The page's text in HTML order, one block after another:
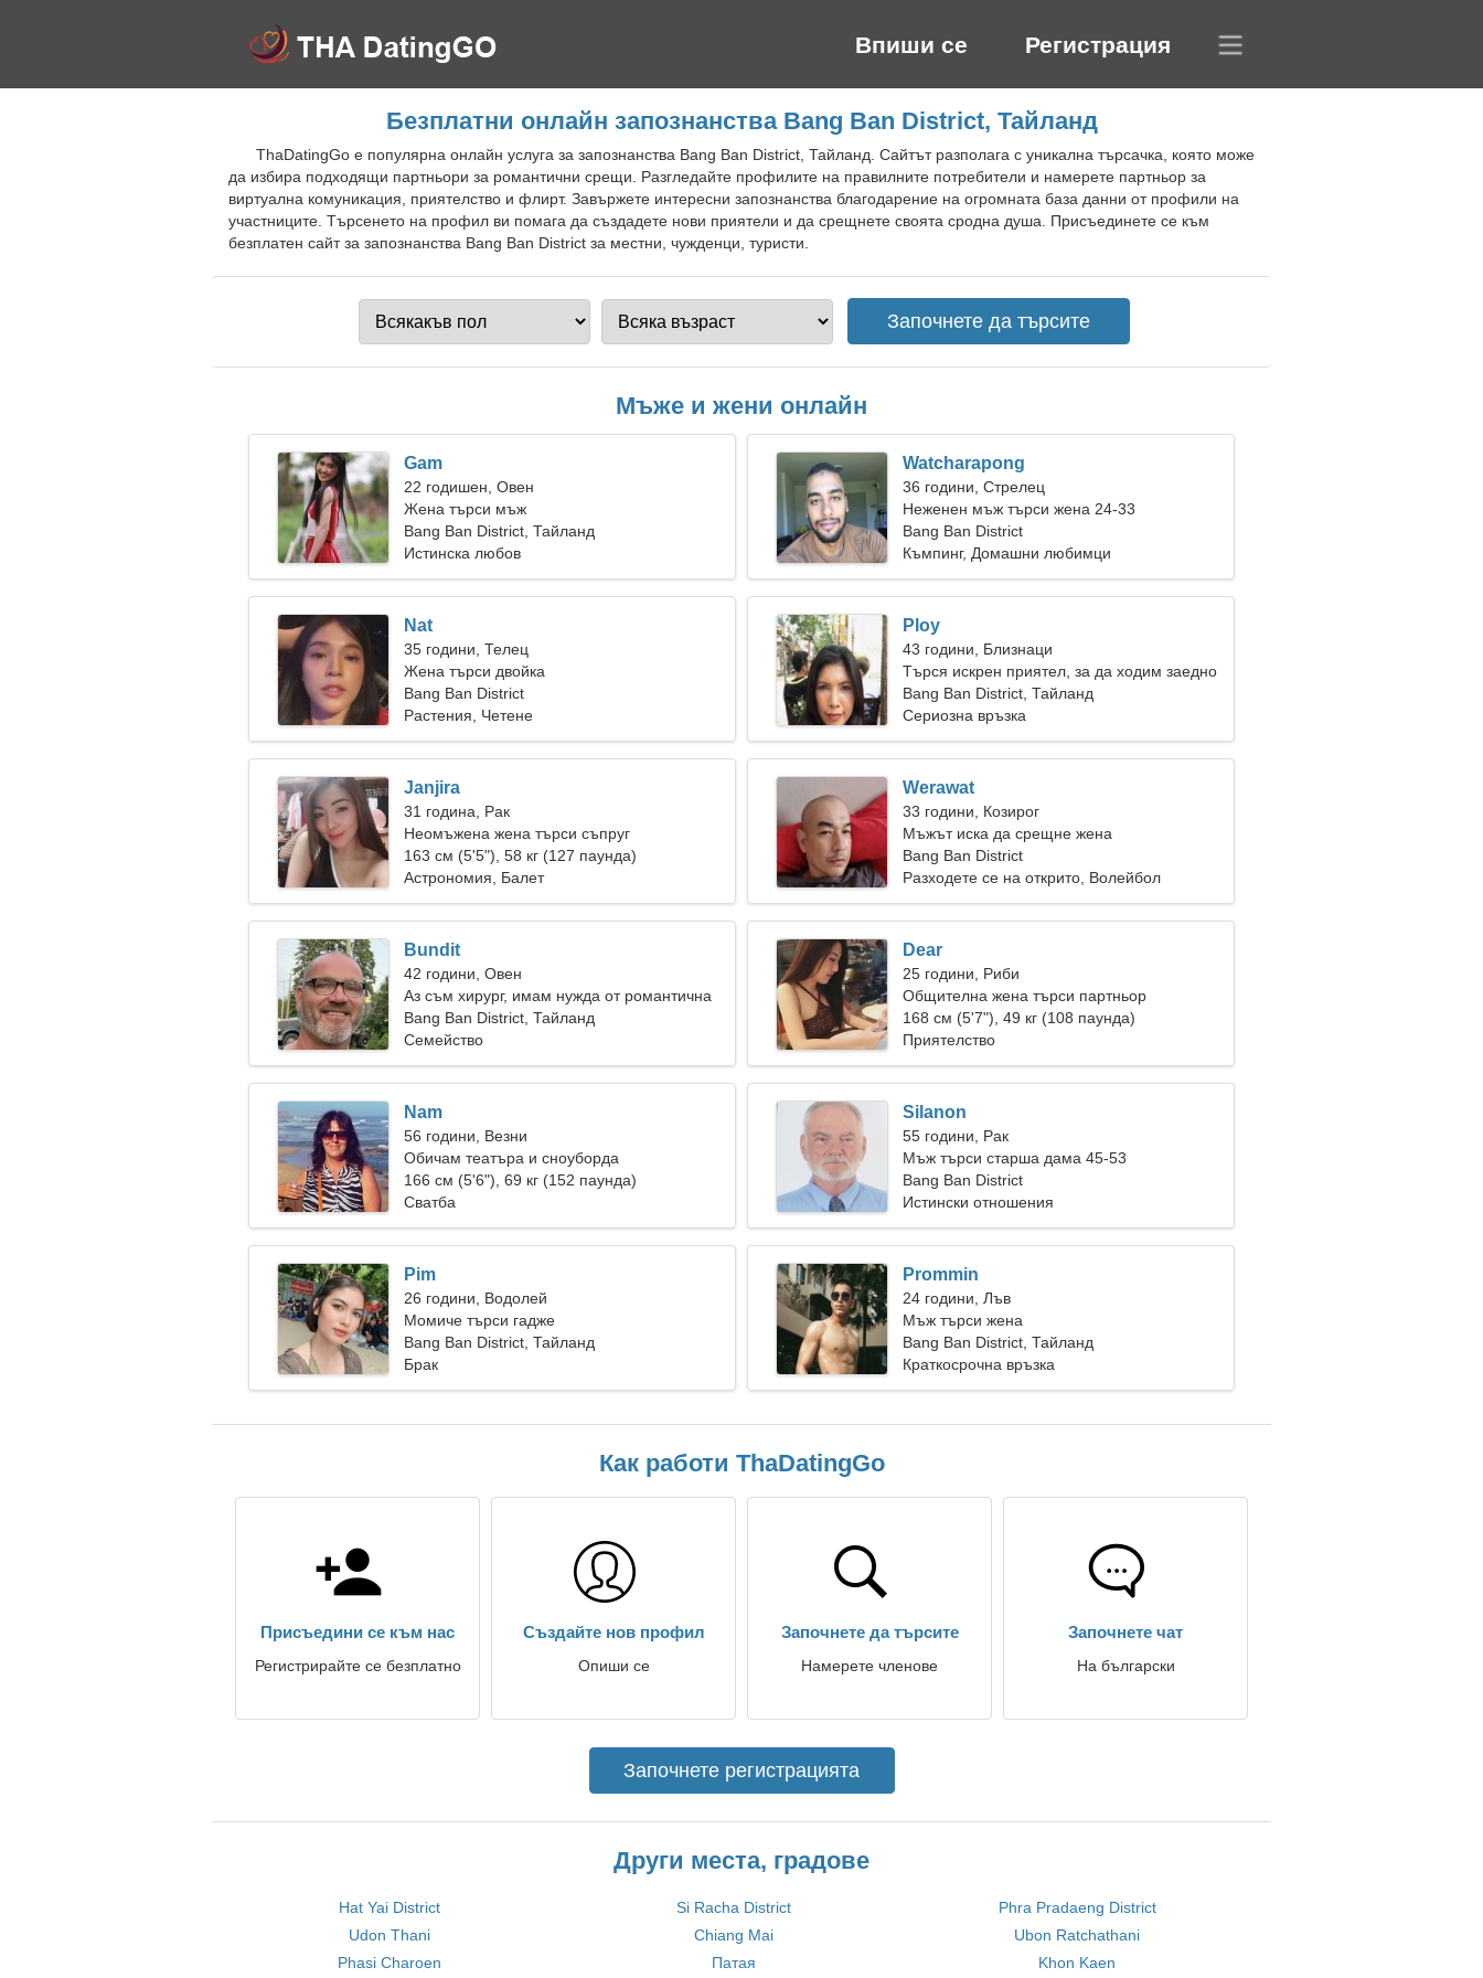
Впиши се Регистрация
Безплатни онлайн запознанства Bang Ban District, Тайланд
ThaDatingGo е популярна онлайн услуга за запознанства Bang Ban District, Тайланд. Сайтът разполага с уникална търсачка, която може
да избира подходящи партньори за романтични срещи. Разгледайте профилите на правилните потребители и намерете партньор за
виртуална комуникация, приятелство и флирт. Завържете интересни запознанства благодарение на огромната база данни от профили на
участниците. Търсенето на профил ви помага да създадете нови приятели и да срещнете своята сродна душа. Присъединете се към
безплатен сайт за запознанства Bang Ban District за местни, чужденци, туристи.
Мъже и жени онлайн
Gam
22 годишен, Овен
Жена търси мъж
Bang Ban District, Тайланд
Истинска любов
Watcharapong
36 години, Стрелец
Неженен мъж търси жена 24-33
Bang Ban District
Къмпинг, Домашни любимци
Nat
35 години, Телец
Жена търси двойка
Bang Ban District
Растения, Четене
Ploy
43 години, Близнаци
Търся искрен приятел, за да ходим заедно
Bang Ban District, Тайланд
Сериозна връзка
Janjira
31 година, Рак
Неомъжена жена търси съпруг
163 см (5'5"), 58 кг (127 паунда)
Астрономия, Балет
Werawat
33 години, Козирог
Мъжът иска да срещне жена
Bang Ban District
Разходете се на открито, Волейбол
Bundit
42 години, Овен
Аз съм хирург, имам нужда от романтична
жена
Bang Ban District, Тайланд
Семейство
Dear
25 години, Риби
Общителна жена търси партньор
168 см (5'7"), 49 кг (108 паунда)
Приятелство
Nam
56 години, Везни
Обичам театъра и сноуборда
166 см (5'6"), 69 кг (152 паунда)
Сватба
Silanon
55 години, Рак
Мъж търси старша дама 45-53
Bang Ban District
Истински отношения
Pim
26 години, Водолей
Момиче търси гадже
Bang Ban District, Тайланд
Брак
Prommin
24 години, Лъв
Мъж търси жена
Bang Ban District, Тайланд
Краткосрочна връзка
Как работи ThaDatingGo
Присъедини се към нас
Регистрирайте се безплатно
Създайте нов профил
Опиши се
Започнете да търсите
Намерете членове
Започнете чат
На български
Започнете регистрацията
Други места, градове
Hat Yai District Si Racha District
Phra Pradaeng District
Udon Thani
Chiang Mai
Ubon Ratchathani
Phasi Charoen
Патая Khon Kaen